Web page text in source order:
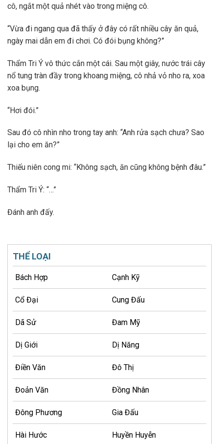
cô, ngắt một quả nhét vào trong miệng cô.
“Vừa đi ngang qua đã thấy ở đây có rất nhiều cây ăn quả,
ngày mai dẫn em đi chơi. Có đói bụng không?”
Thẩm Tri Ý vô thức cắn một cái. Sau một giây, nước trái cây
nổ tung tràn đầy trong khoang miệng, cô nhả vỏ nho ra, xoa
xoa bụng.
“Hơi đói.”
Sau đó cô nhìn nho trong tay anh: “Anh rửa sạch chưa? Sao
lại cho em ăn?”
Thiếu niên cong mi: “Không sạch, ăn cũng không bệnh đâu.”
Thẩm Tri Ý: “…”
Đánh anh đấy.
THỂ LOẠI
Bách Hợp Cạnh Kỹ
Cổ Đại Cung Đấu
Dã Sử Đam Mỹ
Dị Giới Dị Năng
Điền Văn Đô Thị
Đoản Văn Đồng Nhân
Đông Phương Gia Đấu
Hài Hước Huyền Huyễn